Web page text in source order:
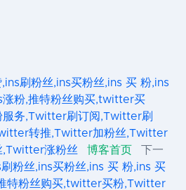
刷粉丝,ins买粉丝,ins 买 粉,ins
涨粉,推特粉丝购买,twitter买
务,Twitter刷订阅,Twitter刷
转推,Twitter加粉丝,Twitter
,Twitter涨粉丝
博客首页
下一
粉丝,ins买粉丝,ins 买 粉,ins 买
特粉丝购买,twitter买粉,Twitter